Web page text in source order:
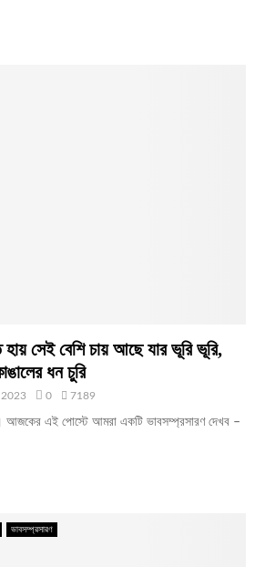
সেই বেশি চায় আছে যার ভূরি ভূরি,
ধন চুরি
2023 0 7189
এই পোস্টে আমরা একটি ভাবসম্প্রসারণ দেখব –
ভাবসম্প্রসারণ